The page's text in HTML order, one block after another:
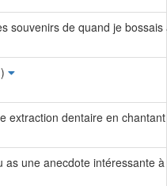
souvenirs de quand je
extraction dentaire en
as une anecdote